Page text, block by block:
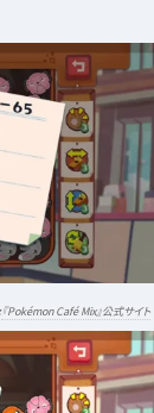
『Pokémon Café Mix』公式サイト